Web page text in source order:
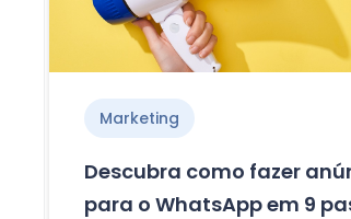
Marketing
Descubra como fazer
para o WhatsApp em 9